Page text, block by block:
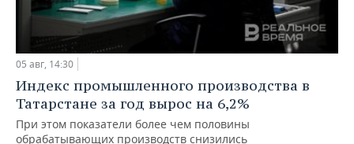
05 авг, 14:30
Индекс промышленного производства в
Татарстане за год вырос на 6,2%
При этом показатели более чем половины
обрабатывающих производств снизились